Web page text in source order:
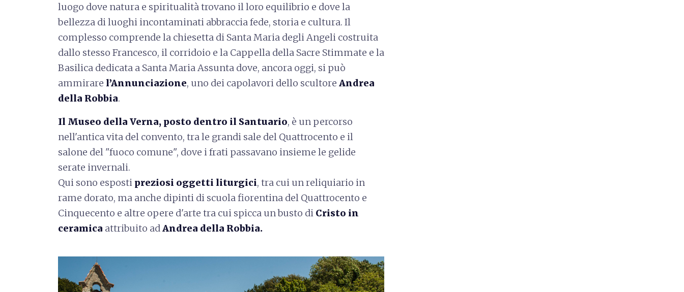
luogo dove natura e spiritualità trovano il loro equilibrio e dove la
bellezza di luoghi incontaminati abbraccia fede, storia e cultura. Il
complesso comprende la chiesetta di Santa Maria degli Angeli costruita
dallo stesso Francesco, il corridoio e la Cappella della Sacre Stimmate e la
Basilica dedicata a Santa Maria Assunta dove, ancora oggi, si può
ammirare l’Annunciazione, uno dei capolavori dello scultore Andrea
della Robbia.
Il Museo della Verna, posto dentro il Santuario, è un percorso
nell'antica vita del convento, tra le grandi sale del Quattrocento e il
salone del "fuoco comune", dove i frati passavano insieme le gelide
serate invernali.
Qui sono esposti preziosi oggetti liturgici, tra cui un reliquiario in
rame dorato, ma anche dipinti di scuola fiorentina del Quattrocento e
Cinquecento e altre opere d'arte tra cui spicca un busto di Cristo in
ceramica attribuito adAndrea della Robbia.